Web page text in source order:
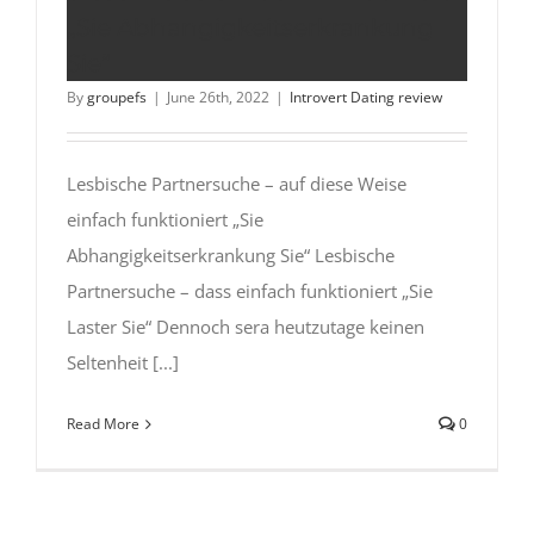
Bygroupefs | June 26th, 2022 | Introvert Dating review
Lesbische Partnersuche – auf diese Weise
einfach funktioniert „Sie
Abhangigkeitserkrankung Sie“ Lesbische
Partnersuche – dass einfach funktioniert „Sie
Laster Sie“ Dennoch sera heutzutage keinen
Seltenheit [...]
Read More 0